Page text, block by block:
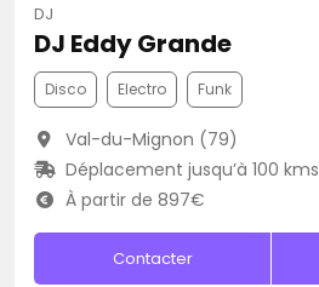
DJ
DJ Eddy Grande
Disco Electro Funk
Val-du-Mignon (79)
Déplacement jusqu’à 100 kms
À partir de 897€
Contacter